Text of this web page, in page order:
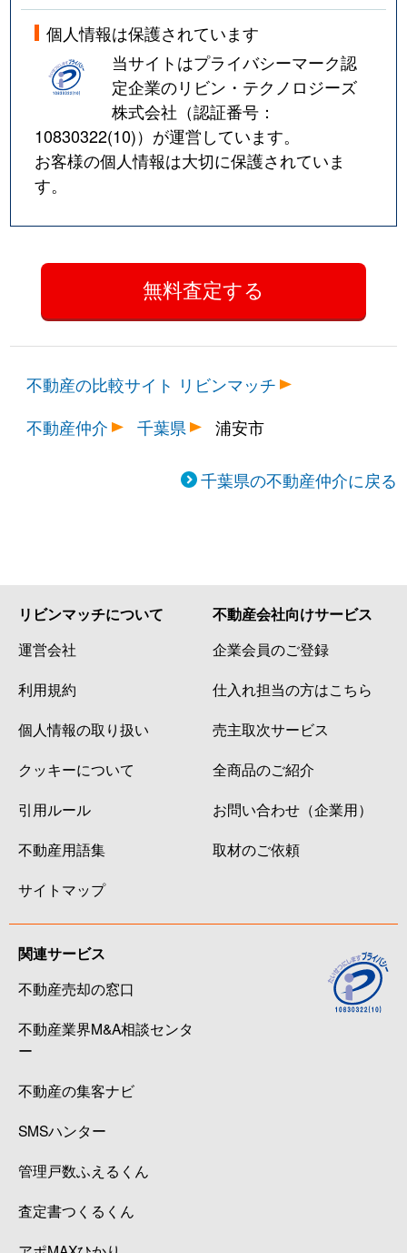
個人情報は保護されています
当サイトはプライバシーマーク認
定企業のリビン・テクノロジーズ
株式会社（認証番号：
10830322(10)）が運営しています。
お客様の個人情報は大切に保護されていま
す。
不動産の比較サイト リビンマッチ
不動産仲介
千葉県 浦安市
千葉県の不動産仲介に戻る
リビンマッチについて
運営会社
利用規約
個人情報の取り扱い
クッキーについて
引用ルール
不動産用語集
サイトマップ
不動産会社向けサービス
企業会員のご登録
仕入れ担当の方はこちら
売主取次サービス
全商品のご紹介
お問い合わせ（企業用）
取材のご依頼
関連サービス
不動産売却の窓口
不動産業界M&A相談センタ
ー
不動産の集客ナビ
SMSハンター
管理戸数ふえるくん
査定書つくるくん